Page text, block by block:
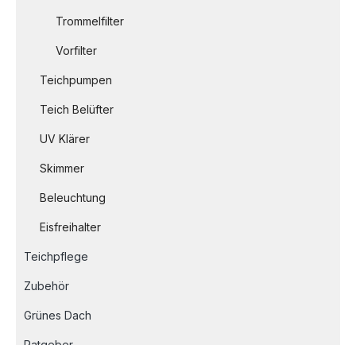
Trommelfilter
Vorfilter
Teichpumpen
Teich Belüfter
UV Klärer
Skimmer
Beleuchtung
Eisfreihalter
Teichpflege
Zubehör
Grünes Dach